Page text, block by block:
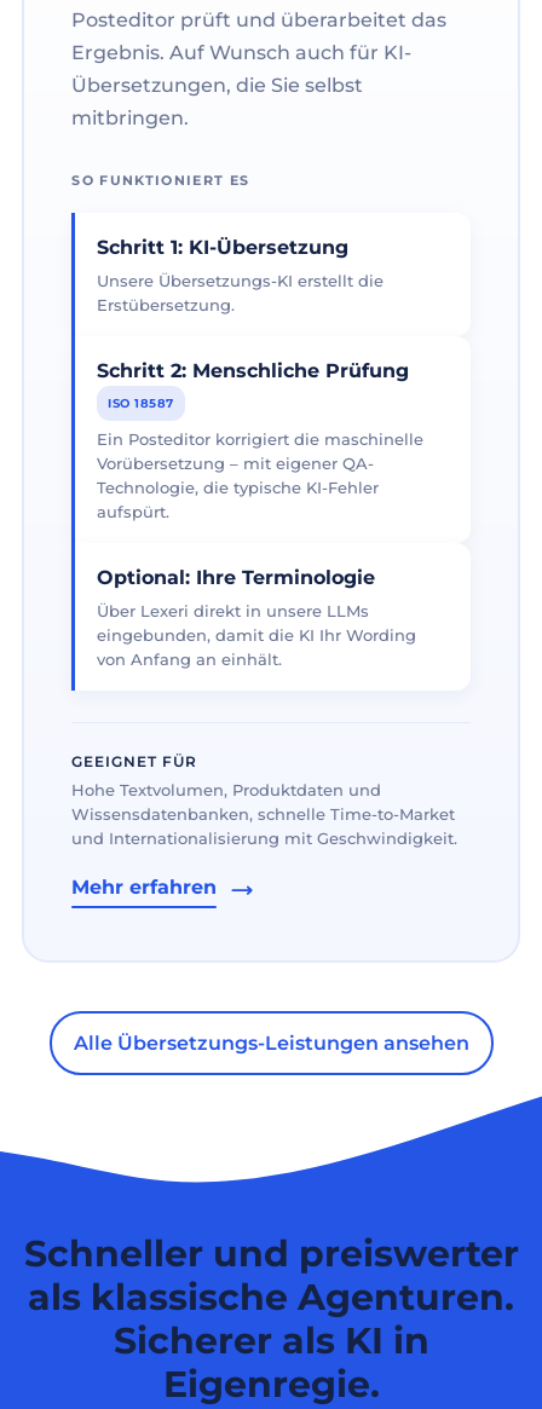
Posteditor prüft und überarbeitet das
Ergebnis. Auf Wunsch auch für KI-
Übersetzungen, die Sie selbst
mitbringen.
SO FUNKTIONIERT ES
Schritt 1: KI-Übersetzung
Unsere Übersetzungs-KI erstellt die
Erstübersetzung.
Schritt 2: Menschliche Prüfung
ISO 18587
Ein Posteditor korrigiert die maschinelle
Vorübersetzung – mit eigener QA-
Technologie, die typische KI-Fehler
aufspürt.
Optional: Ihre Terminologie
Über Lexeri direkt in unsere LLMs
eingebunden, damit die KI Ihr Wording
von Anfang an einhält.
GEEIGNET FÜR
Hohe Textvolumen, Produktdaten und
Wissensdatenbanken, schnelle Time-to-Market
und Internationalisierung mit Geschwindigkeit.
Mehr erfahren
Alle Übersetzungs-Leistungen ansehen
Schneller und preiswerter
als klassische Agenturen.
Sicherer als KI in
Eigenregie.